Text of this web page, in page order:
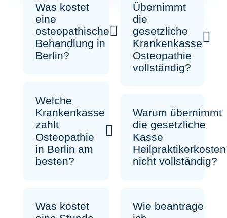
Was kostet
eine
osteopathische
Behandlung in
Berlin?
Welche
Krankenkasse
zahlt
Osteopathie
in Berlin am
besten?
Was kostet
Übernimmt
die
gesetzliche
Krankenkasse
Osteopathie
vollständig?
Warum übernimmt
die gesetzliche
Kasse
Heilpraktikerkosten
nicht vollständig?
Wie beantrage